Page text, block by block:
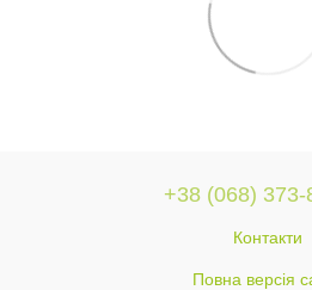
+38 (068) 373-
Контакти
Повна версія